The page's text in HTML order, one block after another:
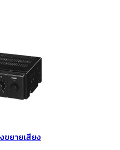
ขยายเสียง